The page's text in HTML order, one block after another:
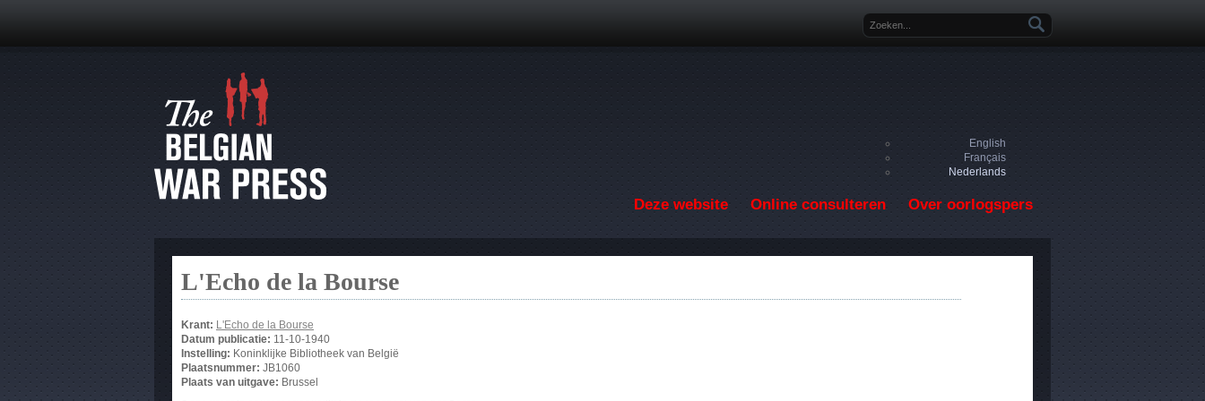
Zoekveld
English
Français
Nederlands
Deze website Online consulteren Over oorlogspers
L'Echo de la Bourse
Krant: L'Echo de la Bourse
Datum publicatie: 11-10-1940
Instelling: Koninklijke Bibliotheek van België
Plaatsnummer: JB1060
Plaats van uitgave: Brussel